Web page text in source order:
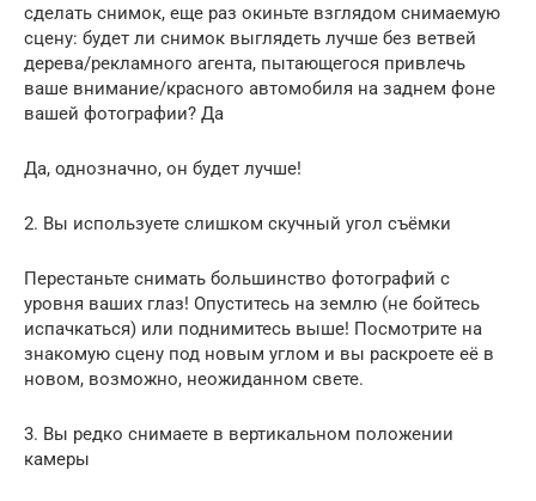
сделать снимок, еще раз окиньте взглядом снимаемую
сцену: будет ли снимок выглядеть лучше без ветвей
дерева/рекламного агента, пытающегося привлечь
ваше внимание/красного автомобиля на заднем фоне
вашей фотографии? Да
Да, однозначно, он будет лучше!
2. Вы используете слишком скучный угол съёмки
Перестаньте снимать большинство фотографий с
уровня ваших глаз! Опуститесь на землю (не бойтесь
испачкаться) или поднимитесь выше! Посмотрите на
знакомую сцену под новым углом и вы раскроете её в
новом, возможно, неожиданном свете.
3. Вы редко снимаете в вертикальном положении
камеры